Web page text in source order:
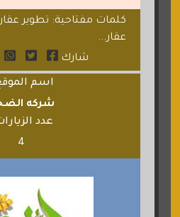
كلمات مفتاحية: تطوير
عقار...
شارك
اسم
شركه
عدد
4